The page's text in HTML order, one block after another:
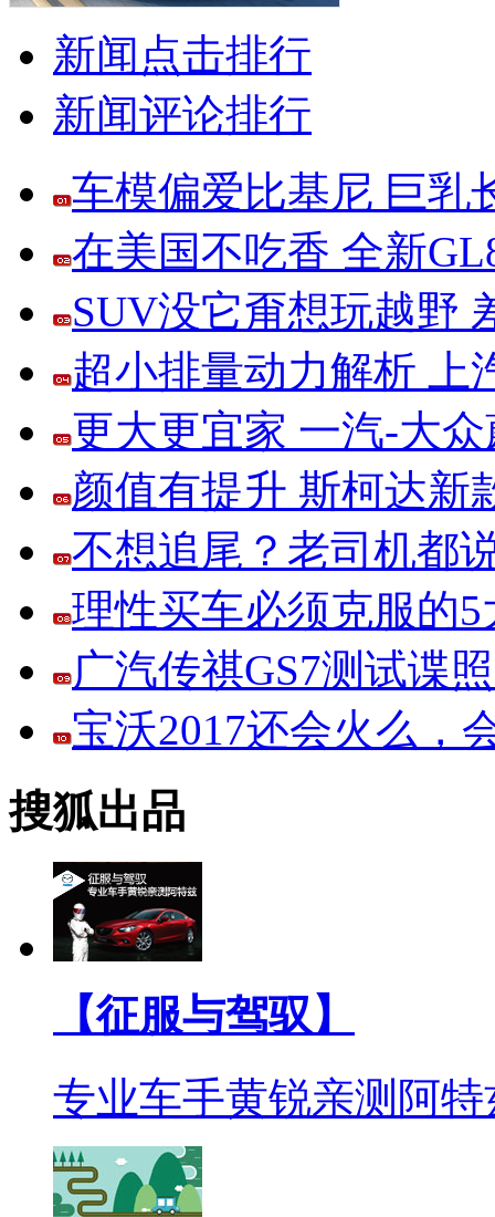
新闻点击排行
新闻评论排行
车模偏爱比基尼 巨乳
在美国不吃香 全新
SUV没它甭想玩越野
超小排量动力解析 上
更大更宜家 一汽-大
颜值有提升 斯柯达新
不想追尾？老司机都
理性买车必须克服的5
广汽传祺GS7测试谍
宝沃2017还会火么，
搜狐出品
【征服与驾驭】
专业车手黄锐亲测阿特